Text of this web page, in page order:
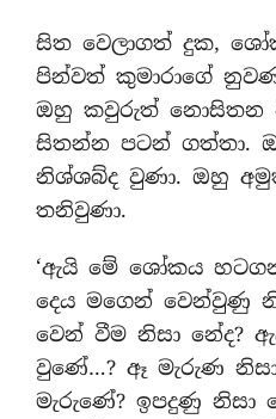
සිත වෙලාගත් දුක,
පින්වත් කුමාරාගේ
ඔහු කවුරුත් නොසිතන
සිතන්න පටන් ගත්තා.
නිශ්ශබ්ද වුණා. ඔහු
තනිවුණා.
‘ඇයි මේ ශෝකය
දෙය මගෙන් වෙන්වුණු
වෙන් වීම නිසා නේද?
වුණේ…? ඈ මැරුණ
මැරුණේ? ඉපදුණු නිසා